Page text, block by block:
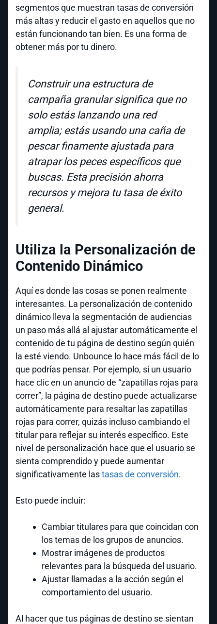
segmentos que muestran tasas de conversión
más altas y reducir el gasto en aquellos que no
están funcionando tan bien. Es una forma de
obtener más por tu dinero.
Construir una estructura de
campaña granular significa que no
solo estás lanzando una red
amplia; estás usando una caña de
pescar finamente ajustada para
atrapar los peces específicos que
buscas. Esta precisión ahorra
recursos y mejora tu tasa de éxito
general.
Utiliza la Personalización de
Contenido Dinámico
Aquí es donde las cosas se ponen realmente
interesantes. La personalización de contenido
dinámico lleva la segmentación de audiencias
un paso más allá al ajustar automáticamente el
contenido de tu página de destino según quién
la esté viendo. Unbounce lo hace más fácil de lo
que podrías pensar. Por ejemplo, si un usuario
hace clic en un anuncio de “zapatillas rojas para
correr”, la página de destino puede actualizarse
automáticamente para resaltar las zapatillas
rojas para correr, quizás incluso cambiando el
titular para reflejar su interés específico. Este
nivel de personalización hace que el usuario se
sienta comprendido y puede aumentar
significativamente lastasas de conversión.
Esto puede incluir:
Cambiar titulares para que coincidan con
los temas de los grupos de anuncios.
Mostrar imágenes de productos
relevantes para la búsqueda del usuario.
Ajustar llamadas a la acción según el
comportamiento del usuario.
Al hacer que tus páginas de destino se sientan